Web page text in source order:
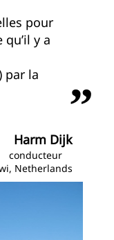
pour
y a
par la
Harm Dijk
conducteur
Netherlands